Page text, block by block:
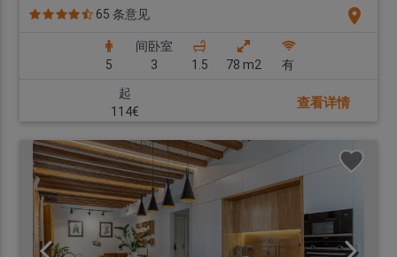
65 条意见 location_on
5
间卧室
3
1.5 78 m2
有
起
114€
查看详情